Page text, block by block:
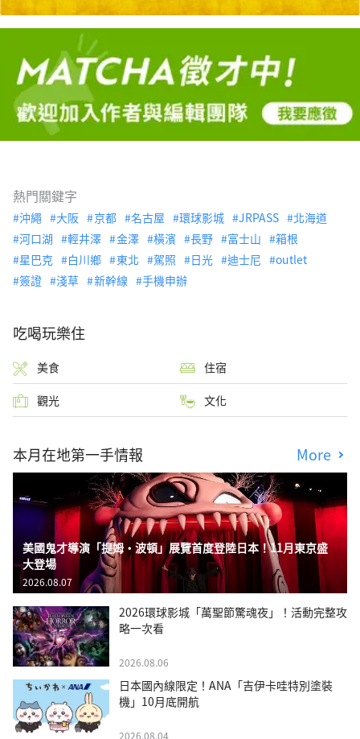
熱門關鍵字
沖繩 大阪 京都 名古屋 環球影城 JRPASS
北海道
河口湖
輕井澤 金澤 橫濱 長野 富士山
箱根
星巴克
白川鄉 東北 駕照 日光 迪士尼
outlet
簽證
淺草 新幹線 手機申辦
吃喝玩樂住
美食 住宿
觀光 文化
本月在地第一手情報 More
美國鬼才導演「提姆・波頓」展覽首度登陸日本！11月東京盛
大登場
2026.08.07
2026環球影城「萬聖節驚魂夜」！活動完整攻
略一次看
2026.08.06
日本國內線限定！ANA「吉伊卡哇特別塗裝
機」10月底開航
2026.08.04